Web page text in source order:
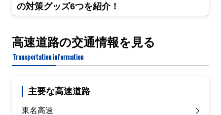
の対策グッズ6つを紹介！
高速道路の交通情報を見る
Transportation information
主要な高速道路
東名高速